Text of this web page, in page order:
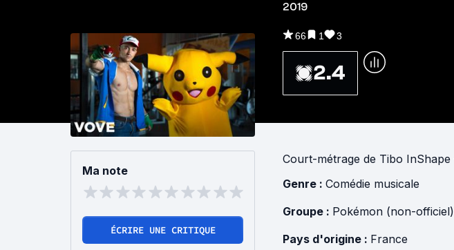
2019
66 1 3
2.4
Ma note
ÉCRIRE UNE CRITIQUE
Court-métrage de Tibo InShape
Genre : Comédie musicale
Groupe : Pokémon (non-officiel)
Pays d'origine : France